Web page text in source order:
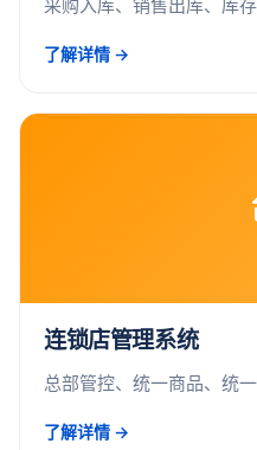
采购入库、销售出库、库
了解详情 →
连锁店管理系统
总部管控、统一商品、统
了解详情 →